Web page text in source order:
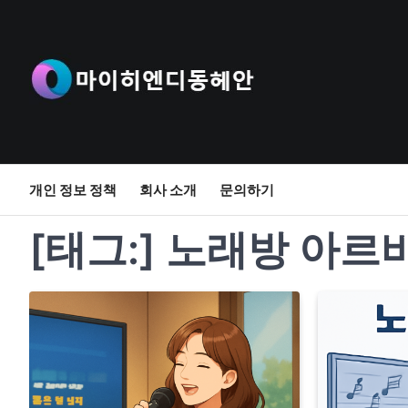
content
개인 정보 정책 회사 소개 문의하기
[태그:] 노래방 아르